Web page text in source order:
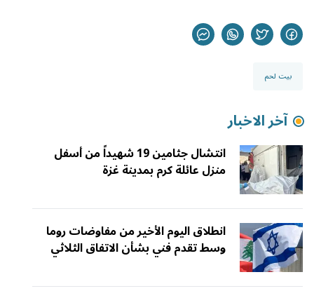
بيت لحم
آخر الاخبار
انتشال جثامين 19 شهيداً من أسفل
منزل عائلة كرم بمدينة غزة
انطلاق اليوم الأخير من مفاوضات روما
وسط تقدم فني بشأن الاتفاق الثلاثي